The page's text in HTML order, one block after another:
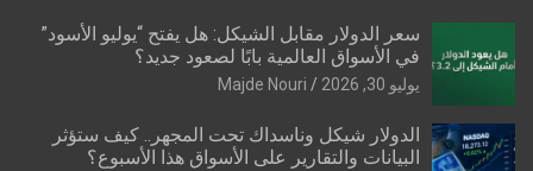
سعر الدولار مقابل الشيكل: هل يفتح “يوليو الأسود”
في الأسواق العالمية بابًا لصعود جديد؟
يوليو 30, 2026 Majde Nouri
الدولار شيكل وناسداك تحت المجهر.. كيف ستؤثر
البيانات والتقارير على الأسواق هذا الأسبوع؟